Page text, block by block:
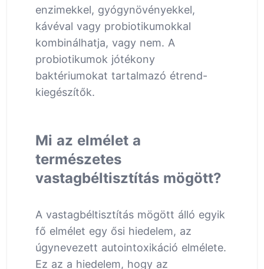
enzimekkel, gyógynövényekkel,
kávéval vagy probiotikumokkal
kombinálhatja, vagy nem. A
probiotikumok jótékony
baktériumokat tartalmazó étrend-
kiegészítők.
Mi az elmélet a
természetes
vastagbéltisztítás mögött?
A vastagbéltisztítás mögött álló egyik
fő elmélet egy ősi hiedelem, az
úgynevezett autointoxikáció elmélete.
Ez az a hiedelem, hogy az